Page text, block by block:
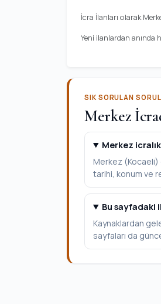
İcra İlanları olarak
Yeni ilanlardan anında
SIK SORULAN
Merkez
Merkez
Merkez
tarihi, konum ve
Bu sayfadaki
Kaynaklardan
sayfaları da